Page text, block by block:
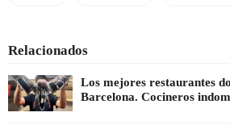
Relacionados
Los mejores restaurantes
Barcelona. Cocineros